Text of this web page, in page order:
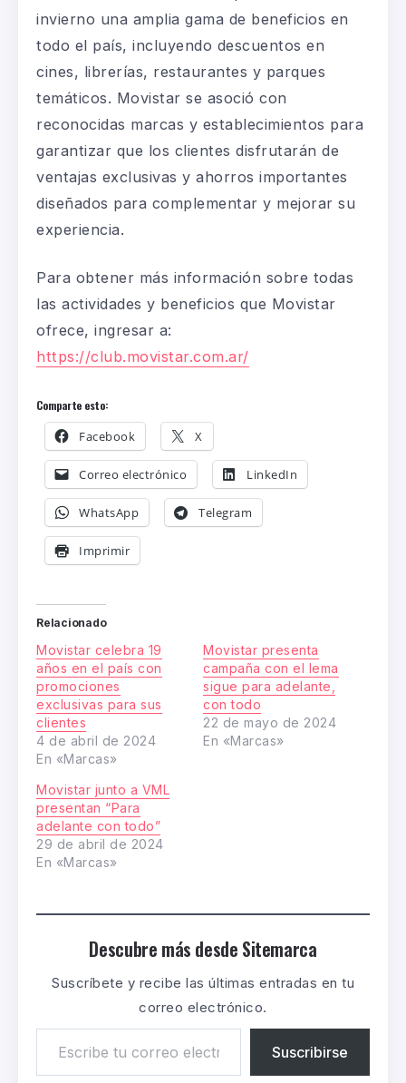
invierno una amplia gama de beneficios en
todo el país, incluyendo descuentos en
cines, librerías, restaurantes y parques
temáticos. Movistar se asoció con
reconocidas marcas y establecimientos para
garantizar que los clientes disfrutarán de
ventajas exclusivas y ahorros importantes
diseñados para complementar y mejorar su
experiencia.
Para obtener más información sobre todas
las actividades y beneficios que Movistar
ofrece, ingresar a:
https://club.movistar.com.ar/
Comparte esto:
Facebook X
Correo electrónico LinkedIn
WhatsApp Telegram
Imprimir
Relacionado
Movistar celebra 19
años en el país con
promociones
exclusivas para sus
clientes
4 de abril de 2024
En «Marcas»
Movistar presenta
campaña con el lema
sigue para adelante,
con todo
22 de mayo de 2024
En «Marcas»
Movistar junto a VML
presentan “Para
adelante con todo”
29 de abril de 2024
En «Marcas»
Descubre más desde Sitemarca
Suscríbete y recibe las últimas entradas en tu
correo electrónico.
Suscribirse